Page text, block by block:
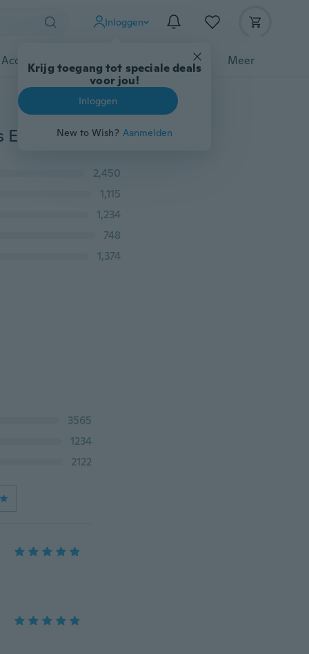
Inloggen
Krijg toegang tot speciale deals
voor jou!
Inloggen
New to Wish? Aanmelden
Gereedschap Meer
S-XL 8 Kleuren 2017 Winter Vrouwen Warme Leggings Elastische Hoge Taille Plus Fluwelen Faux Dikke Slanke Stretch Dikke Broek Vrouwelijke
2,450
1,115
1,234
748
1,374
3565
1234
2122